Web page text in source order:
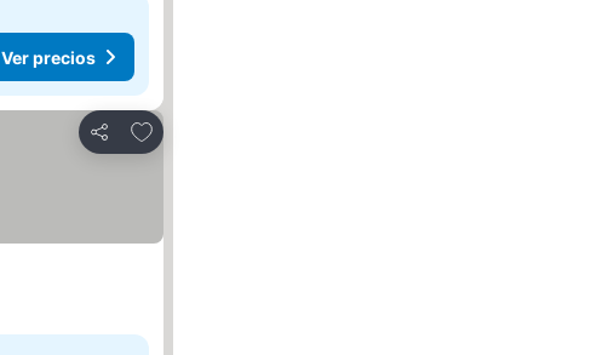
Ver precios
Compartir
Añadir a favoritos